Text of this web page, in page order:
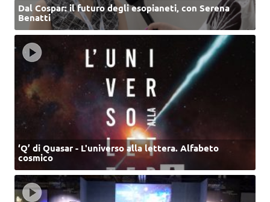
Dal Cospar: il futuro degli esopianeti, con Serena
Benatti
‘Q’ di Quasar - L'universo alla lettera. Alfabeto
cosmico